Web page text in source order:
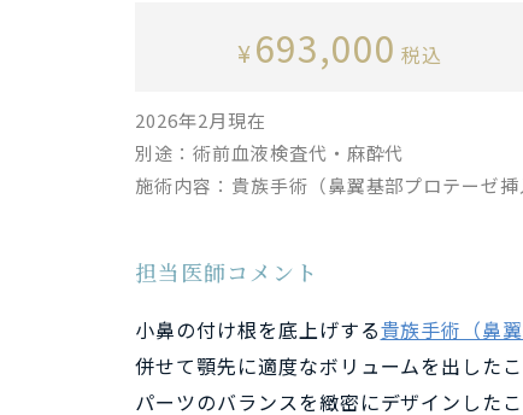
¥693,000 税込
2026年2月現在
別途：術前血液検査代・麻酔代
施術内容：貴族手術（鼻翼基部プロテーゼ
担当医師コメント
小鼻の付け根を底上げする貴族手術（鼻
併せて顎先に適度なボリュームを出した
パーツのバランスを緻密にデザインした